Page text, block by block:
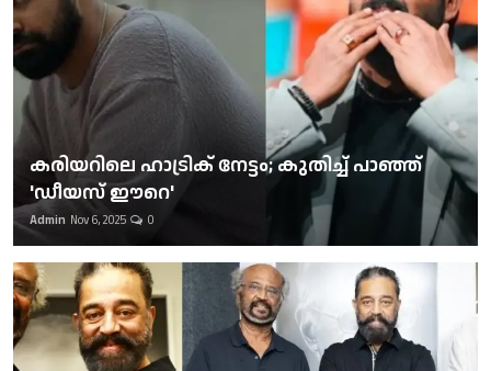
കരിയറിലെ ഹാട്രിക് നേട്ടം; കുതിച്ച് പാഞ്ഞ്
'ഡീയസ് ഈറെ'
Admin Nov 6, 2025 0